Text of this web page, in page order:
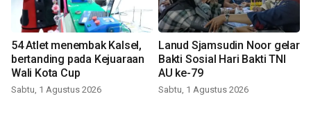
54 Atlet menembak Kalsel,
bertanding pada Kejuaraan
Wali Kota Cup
Sabtu, 1 Agustus 2026
Lanud Sjamsudin Noor gelar
Bakti Sosial Hari Bakti TNI
AU ke-79
Sabtu, 1 Agustus 2026